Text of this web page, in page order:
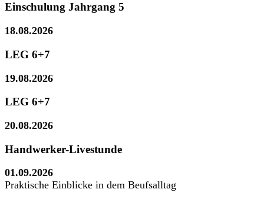
Einschulung Jahrgang 5
18.08.2026
LEG 6+7
19.08.2026
LEG 6+7
20.08.2026
Handwerker-Livestunde
01.09.2026
Praktische Einblicke in dem Beufsalltag